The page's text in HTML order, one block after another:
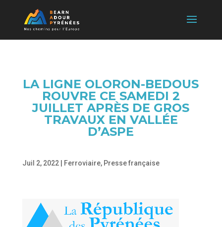
LA LIGNE OLORON-BEDOUS
ROUVRE CE SAMEDI 2
JUILLET APRÈS DE GROS
TRAVAUX EN VALLÉE
D’ASPE
Juil 2, 2022| Ferroviaire, Presse française